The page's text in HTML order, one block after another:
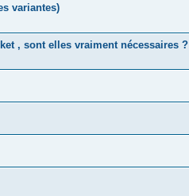
variantes)
, sont elles vraiment nécessaires ?